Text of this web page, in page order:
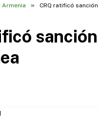
Armenia » CRQ ratificó